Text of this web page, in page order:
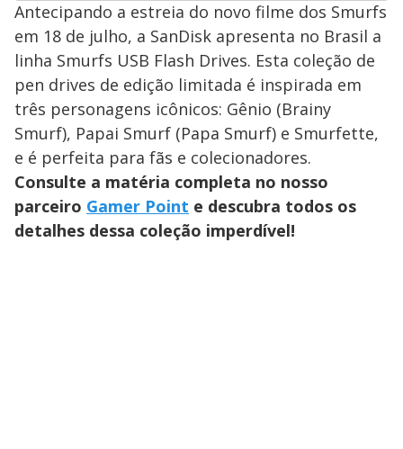
Antecipando a estreia do novo filme dos Smurfs
em 18 de julho, a SanDisk apresenta no Brasil a
linha Smurfs USB Flash Drives. Esta coleção de
pen drives de edição limitada é inspirada em
três personagens icônicos: Gênio (Brainy
Smurf), Papai Smurf (Papa Smurf) e Smurfette,
e é perfeita para fãs e colecionadores.
Consulte a matéria completa no nosso
parceiro Gamer Point e descubra todos os
detalhes dessa coleção imperdível!